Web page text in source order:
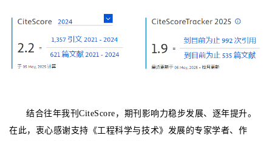
结合往年我刊CiteScore ，期刊影响力稳步发展、逐年提升。
在此，衷心感谢支持《工程科学与技术》发展的专家学者、作